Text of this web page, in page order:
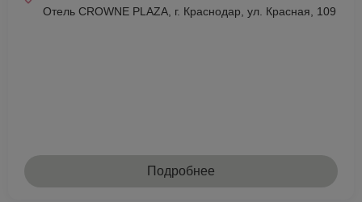
Отель CROWNE PLAZA, г. Краснодар, ул. Красная, 109
Подробнее